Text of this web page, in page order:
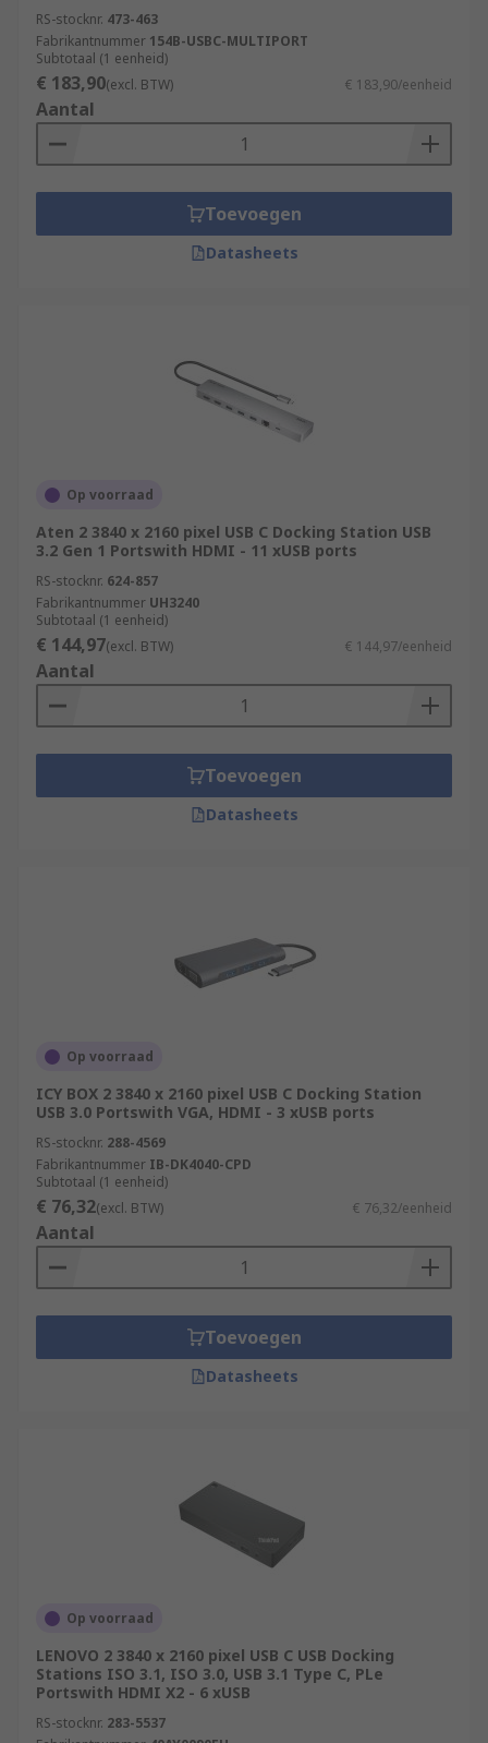
RS-stocknr. 473-463
Fabrikantnummer 154B-USBC-MULTIPORT
Subtotaal (1 eenheid)
€ 183,90(excl. BTW) € 183,90/eenheid
Aantal
Toevoegen
Datasheets
Op voorraad
Aten 2 3840 x 2160 pixel USB C Docking Station USB
3.2 Gen 1 Portswith HDMI - 11 xUSB ports
RS-stocknr. 624-857
Fabrikantnummer UH3240
Subtotaal (1 eenheid)
€ 144,97(excl. BTW) € 144,97/eenheid
Aantal
Toevoegen
Datasheets
Op voorraad
ICY BOX 2 3840 x 2160 pixel USB C Docking Station
USB 3.0 Portswith VGA, HDMI - 3 xUSB ports
RS-stocknr. 288-4569
Fabrikantnummer IB-DK4040-CPD
Subtotaal (1 eenheid)
€ 76,32(excl. BTW) € 76,32/eenheid
Aantal
Toevoegen
Datasheets
Op voorraad
LENOVO 2 3840 x 2160 pixel USB C USB Docking
Stations ISO 3.1, ISO 3.0, USB 3.1 Type C, PLe
Portswith HDMI X2 - 6 xUSB
RS-stocknr. 283-5537